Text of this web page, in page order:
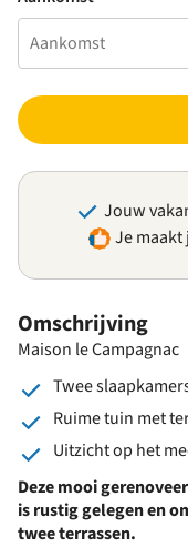
Omschrijving
Maison le Campagnac
Twee
Ruime tuin met
Uitzicht op het
Deze mooi
is rustig gelegen en
twee terrassen.
Jouw
Je